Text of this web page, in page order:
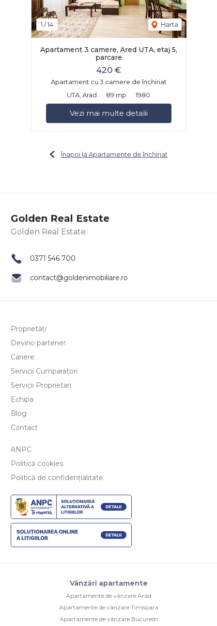
1 /14 Harta
Apartament 3 camere, Ared UTA, etaj 5,
parcare
420 €
Apartament cu 3 camere de închiriat
UTA, Arad
89 mp 1980
Vezi mai multe detalii
Înapoi la Apartamente de închiriat
Golden Real Estate
0371 546 700
contact@goldenimobiliare.ro
Proprietăți
Devino partener
Cariere
Servicii Cumparatori
Servicii Proprietari
Echipa
Blog
Contact
ANPC
Politică cookies
Politică de confidențialitate
Vânzări apartamente
Apartamente de vânzare Arad
Apartamente de vânzare Timisoara
Apartamente de vânzare Bucuresti